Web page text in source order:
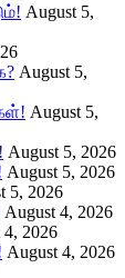
August 5,
August 5,
August 5,
August 5, 2026
August 5, 2026
5, 2026
August 4, 2026
4, 2026
August 4, 2026